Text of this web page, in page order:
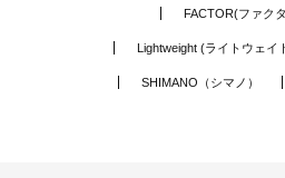
FACTOR(ファク
Lightweight (ライトウェイ
SHIMANO（シマノ）